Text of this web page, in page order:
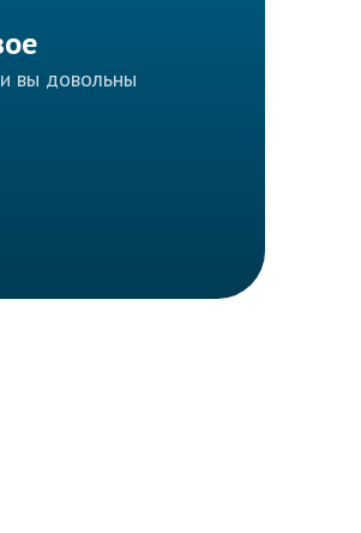
вы довольны